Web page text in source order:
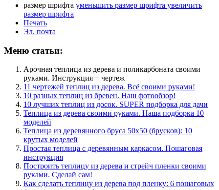
размер шрифта уменьшить размер шрифта увеличить
размер шрифта
Печать
Эл. почта
Меню статьи:
Арочная теплица из дерева и поликарбоната своими
руками. Инструкция + чертеж
11 чертежей теплиц из дерева. Всё своими руками!
10 разных теплиц из бревен. Наш фотообзор!
10 лучших теплиц из досок. SUPER подборка для дачи
Теплица из дерева своими руками. Наша подборка 10
моделей
Теплица из деревянного бруса 50х50 (брусков): 10
крутых моделей
Простая теплица с деревянным каркасом. Пошаговая
инструкция
Построить теплицу из дерева и стрейч пленки своими
руками. Сделай сам!
Как сделать теплицу из дерева под пленку: 6 пошаговых